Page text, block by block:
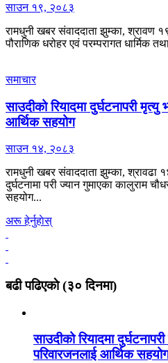
साउन १९, २०८३
रामधुनी खबर संवाददाता झुम्का, श्रावण
पौराणिक धरोहर एवं परम्परागत धार्मिक
समाचार
साउदीको रियादमा दुर्घटनापरी
आर्थिक सहयोग
साउन १४, २०८३
रामधुनी खबर संवाददाता झुम्का, श्रावढा
दुर्घटनामा परी ज्यान गुमाएका कालुराम
सहयोग...
अरू हेर्नुहाेस्
बढी पढिएकाे (३० दिनमा)
साउदीको रियादमा
परिवारजनलाई आर्थिक